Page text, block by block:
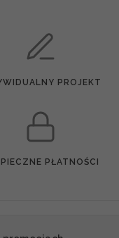
PROJEKT
PŁATNOŚCI